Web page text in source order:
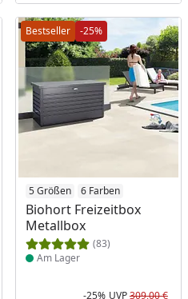
Bestseller -25%
5 Größen 6 Farben
Biohort Freizeitbox
Metallbox
(83)
Produkt am Lager
Am Lager
-25% UVP309,00 €